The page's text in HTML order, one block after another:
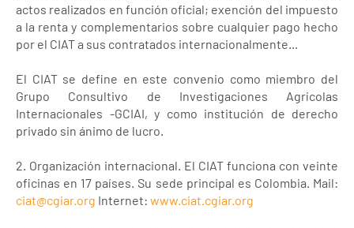
actos realizados en función oficial; exención del impuesto
a la renta y complementarios sobre cualquier pago hecho
por el CIAT a sus contratados internacionalmente...
El CIAT se define en este convenio como miembro del
Grupo Consultivo de Investigaciones Agrícolas
Internacionales -GCIAI, y como institución de derecho
privado sin ánimo de lucro.
2. Organización internacional. El CIAT funciona con veinte
oficinas en 17 países. Su sede principal es Colombia. Mail:
ciat@cgiar.org Internet: www.ciat.cgiar.org